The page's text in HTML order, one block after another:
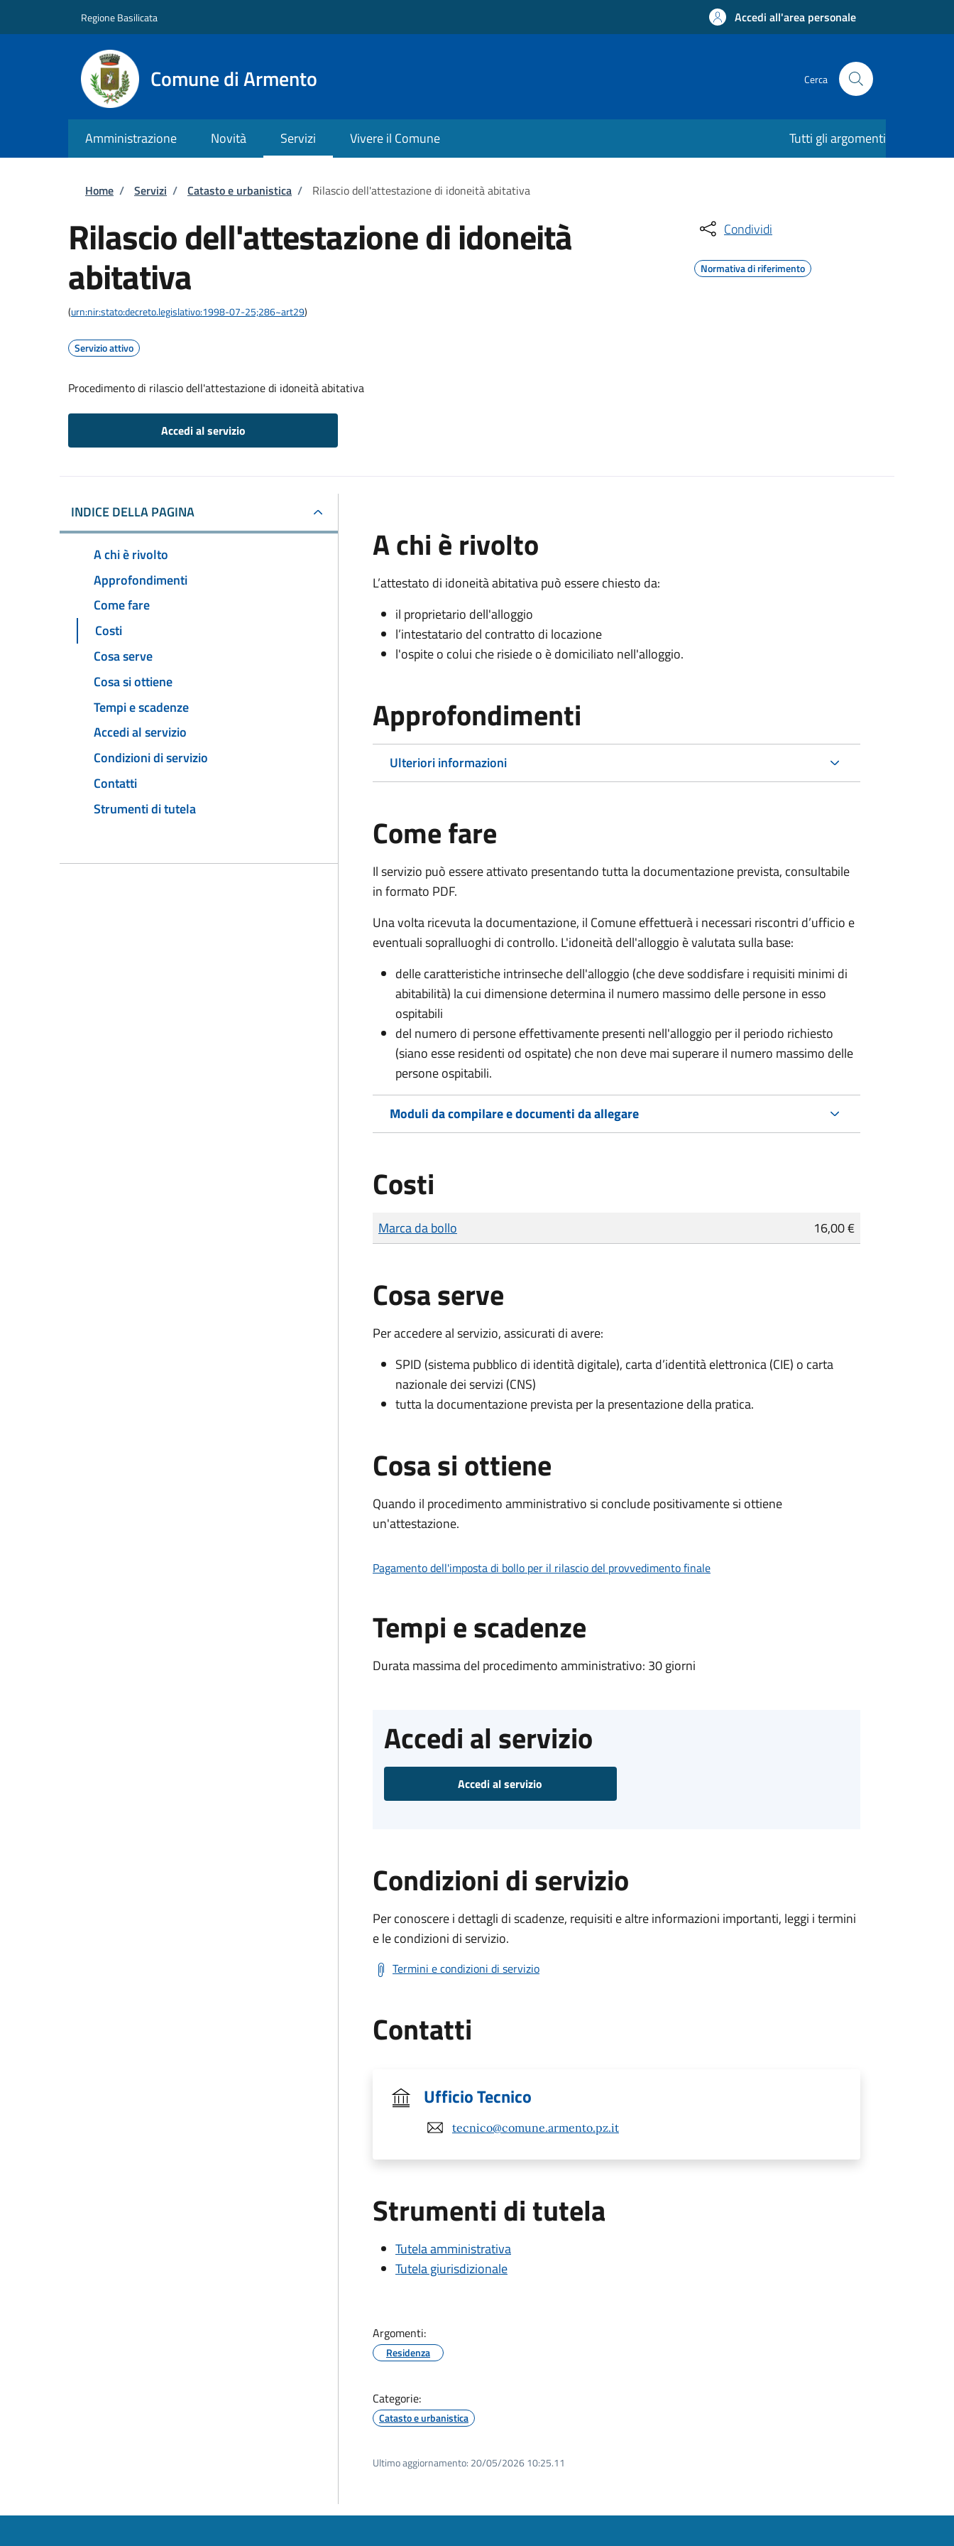
Regione Basilicata Accedi all'area personale
Comune di Armento Cerca
Amministrazione Novità Servizi Vivere il Comune Tutti gli argomenti
Briciole di pane
Home / Servizi / Catasto e urbanistica / Rilascio dell'attestazione di idoneità abitativa
Rilascio dell'attestazione di idoneità
abitativa
(urn:nir:stato:decreto.legislativo:1998-07-25;286~art29)
Servizio attivo
Procedimento di rilascio dell'attestazione di idoneità abitativa
Accedi al servizio
Condividi
Normativa di riferimento
INDICE DELLA PAGINA
A chi è rivolto
Approfondimenti
Come fare
Costi
Cosa serve
Cosa si ottiene
Tempi e scadenze
Accedi al servizio
Condizioni di servizio
Contatti
Strumenti di tutela
A chi è rivolto
L’attestato di idoneità abitativa può essere chiesto da:
il proprietario dell'alloggio
l’intestatario del contratto di locazione
l'ospite o colui che risiede o è domiciliato nell'alloggio.
Approfondimenti
Ulteriori informazioni
Come fare
Il servizio può essere attivato presentando tutta la documentazione prevista, consultabile
in formato PDF.
Una volta ricevuta la documentazione, il Comune effettuerà i necessari riscontri d’ufficio e
eventuali sopralluoghi di controllo. L'idoneità dell'alloggio è valutata sulla base:
delle caratteristiche intrinseche dell'alloggio (che deve soddisfare i requisiti minimi di
abitabilità) la cui dimensione determina il numero massimo delle persone in esso
ospitabili
del numero di persone effettivamente presenti nell'alloggio per il periodo richiesto
(siano esse residenti od ospitate) che non deve mai superare il numero massimo delle
persone ospitabili.
Moduli da compilare e documenti da allegare
Costi
Tipo di pagamento
Importo
Marca da bollo 16,00 €
Cosa serve
Per accedere al servizio, assicurati di avere:
SPID (sistema pubblico di identità digitale), carta d’identità elettronica (CIE) o carta
nazionale dei servizi (CNS)
tutta la documentazione prevista per la presentazione della pratica.
Cosa si ottiene
Quando il procedimento amministrativo si conclude positivamente si ottiene
un'attestazione.
Pagamento dell'imposta di bollo per il rilascio del provvedimento finale
Tempi e scadenze
Durata massima del procedimento amministrativo: 30 giorni
Accedi al servizio
Accedi al servizio
Condizioni di servizio
Per conoscere i dettagli di scadenze, requisiti e altre informazioni importanti, leggi i termini
e le condizioni di servizio.
Termini e condizioni di servizio
Contatti
Ufficio Tecnico
tecnico@comune.armento.pz.it
Strumenti di tutela
Tutela amministrativa
Tutela giurisdizionale
Argomenti:
Residenza
Categorie:
Catasto e urbanistica
Ultimo aggiornamento: 20/05/2026 10:25.11